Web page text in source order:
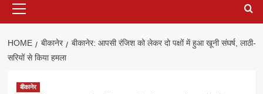
Menu
HOME बीकानेर
बीकानेर: आपसी रंजिश को लेकर दो पक्षों में हुआ खूनी संघर्ष, लाठी-
सरियों से किया हमला
बीकानेर